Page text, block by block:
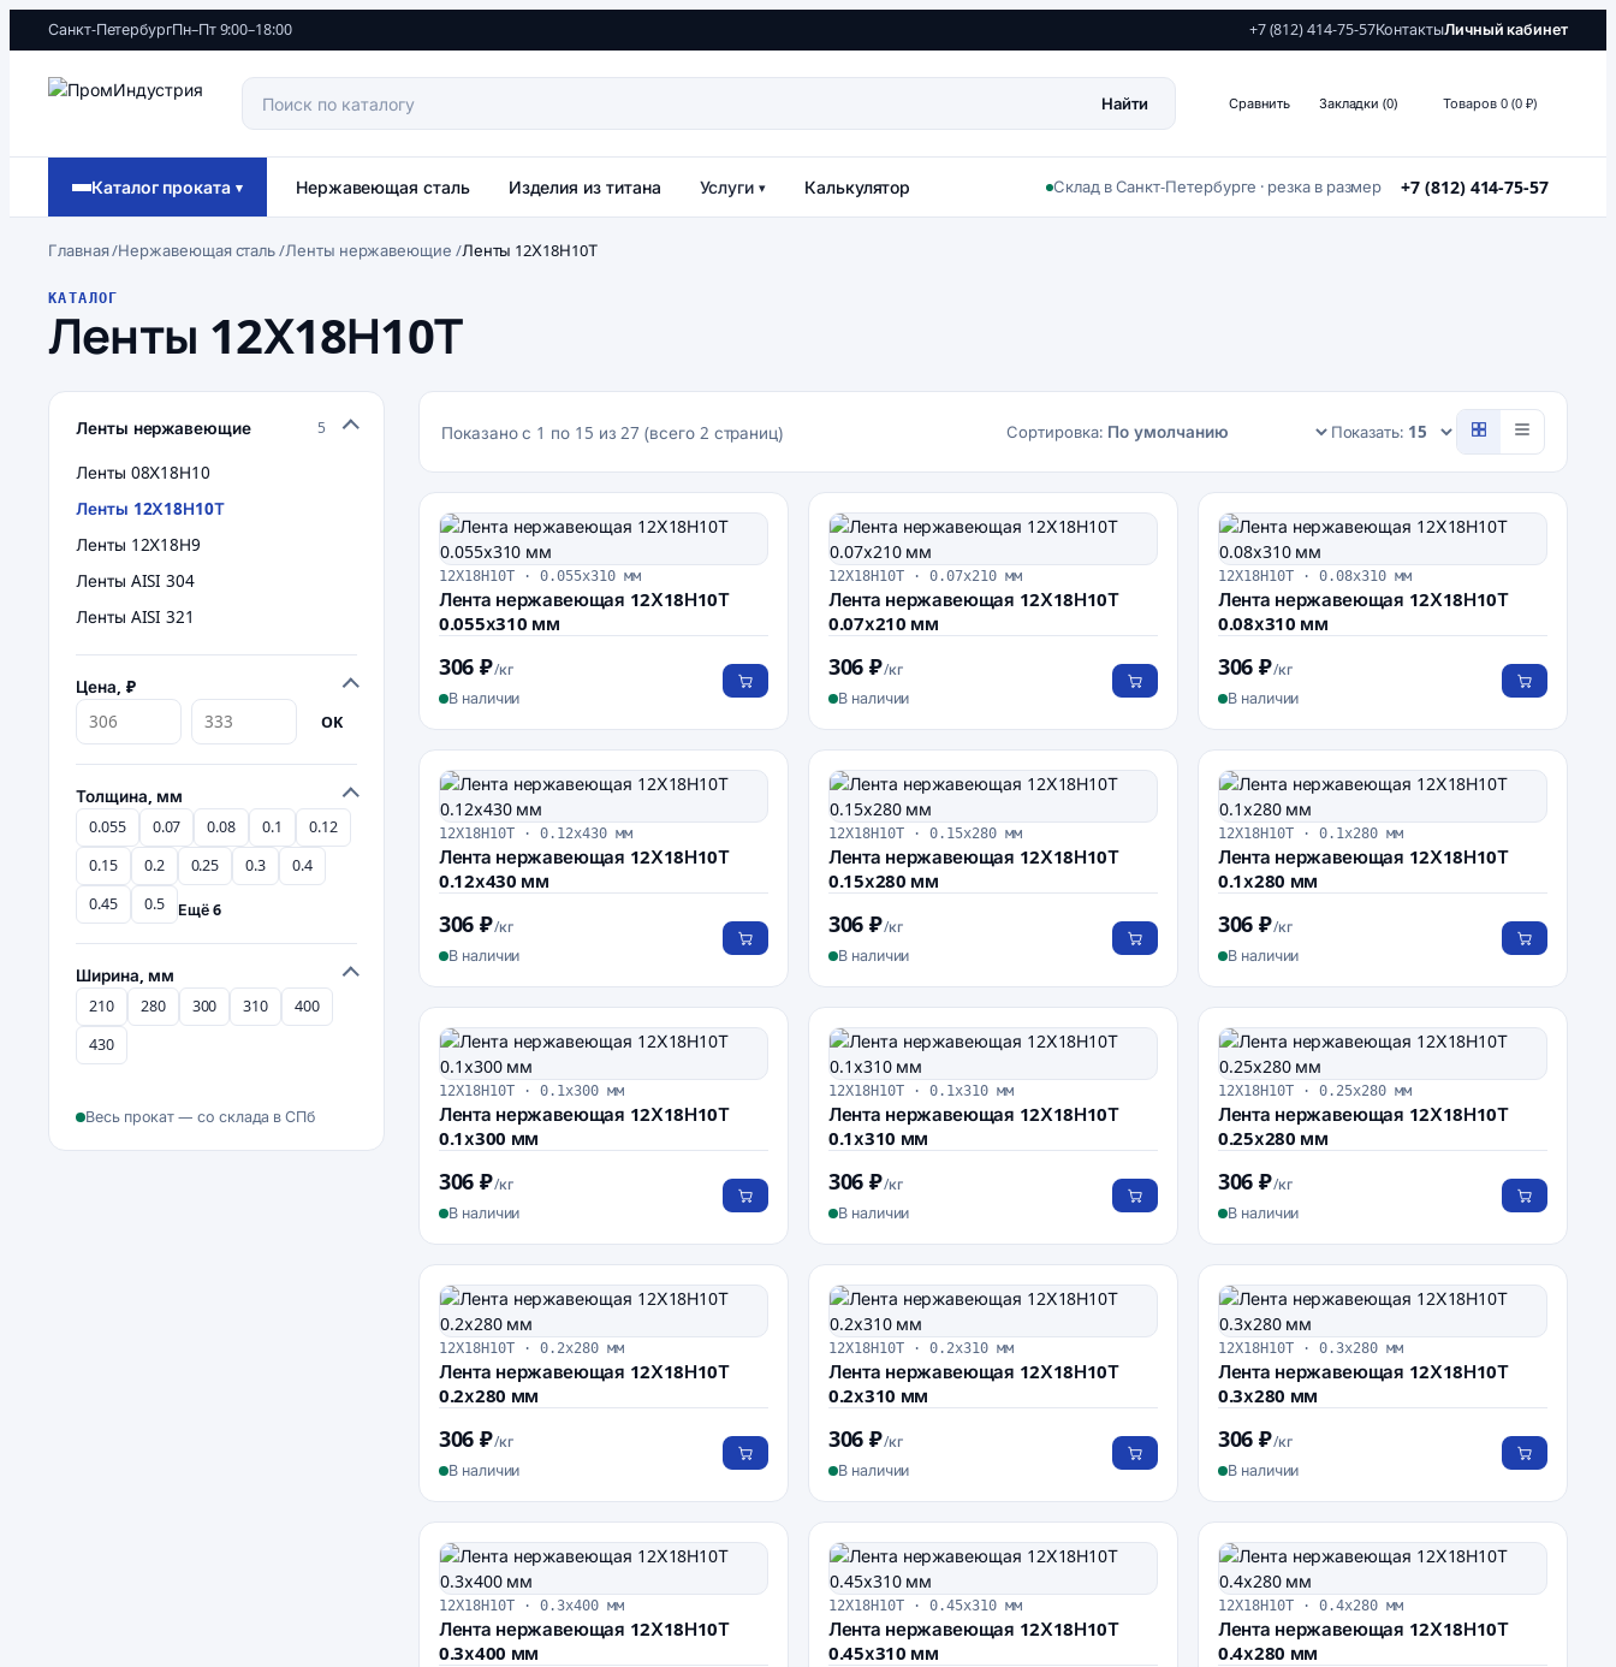
Санкт-ПетербургПн–Пт 9:00–18:00 +7 (812) 414-75-57КонтактыЛичный кабинет
Найти Сравнить Закладки (0) Товаров 0 (0 ₽)
Каталог проката ▾ Нержавеющая сталь Изделия из титана Услуги ▾ Калькулятор Склад в Санкт-Петербурге · резка в размер +7 (812) 414-75-57
Главная/Нержавеющая сталь/Ленты нержавеющие /Ленты 12Х18Н10Т
КАТАЛОГ
Ленты 12Х18Н10Т
Ленты нержавеющие 5
Ленты 08Х18Н10
Ленты 12Х18Н10Т
Ленты 12Х18Н9
Ленты AISI 304
Ленты AISI 321
Цена, ₽
OK
Толщина, мм
0.055 0.07 0.08 0.1
0.12
0.15
0.2 0.25 0.3
0.4
0.45
0.5 Ещё 6
Ширина, мм
210 280 300 310
400
430
Весь прокат — со склада в СПб
Показано с 1 по 15 из 27 (всего 2 страниц) Сортировка: Показать:
12Х18Н10Т · 0.055х310 мм
Лента нержавеющая 12Х18Н10Т
0.055х310 мм
306 ₽/кг
В наличии
12Х18Н10Т · 0.07х210 мм
Лента нержавеющая 12Х18Н10Т
0.07х210 мм
306 ₽/кг
В наличии
12Х18Н10Т · 0.08х310 мм
Лента нержавеющая 12Х18Н10Т
0.08х310 мм
306 ₽/кг
В наличии
12Х18Н10Т · 0.12х430 мм
Лента нержавеющая 12Х18Н10Т
0.12х430 мм
306 ₽/кг
В наличии
12Х18Н10Т · 0.15х280 мм
Лента нержавеющая 12Х18Н10Т
0.15х280 мм
306 ₽/кг
В наличии
12Х18Н10Т · 0.1х280 мм
Лента нержавеющая 12Х18Н10Т
0.1х280 мм
306 ₽/кг
В наличии
12Х18Н10Т · 0.1х300 мм
Лента нержавеющая 12Х18Н10Т
0.1х300 мм
306 ₽/кг
В наличии
12Х18Н10Т · 0.1х310 мм
Лента нержавеющая 12Х18Н10Т
0.1х310 мм
306 ₽/кг
В наличии
12Х18Н10Т · 0.25х280 мм
Лента нержавеющая 12Х18Н10Т
0.25х280 мм
306 ₽/кг
В наличии
12Х18Н10Т · 0.2х280 мм
Лента нержавеющая 12Х18Н10Т
0.2х280 мм
306 ₽/кг
В наличии
12Х18Н10Т · 0.2х310 мм
Лента нержавеющая 12Х18Н10Т
0.2х310 мм
306 ₽/кг
В наличии
12Х18Н10Т · 0.3х280 мм
Лента нержавеющая 12Х18Н10Т
0.3х280 мм
306 ₽/кг
В наличии
12Х18Н10Т · 0.3х400 мм
Лента нержавеющая 12Х18Н10Т
0.3х400 мм
12Х18Н10Т · 0.45х310 мм
Лента нержавеющая 12Х18Н10Т
0.45х310 мм
12Х18Н10Т · 0.4х280 мм
Лента нержавеющая 12Х18Н10Т
0.4х280 мм